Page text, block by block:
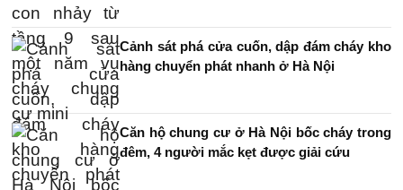
Cảnh sát phá cửa cuốn, dập đám cháy kho
hàng chuyển phát nhanh ở Hà Nội
Căn hộ chung cư ở Hà Nội bốc cháy trong
đêm, 4 người mắc kẹt được giải cứu